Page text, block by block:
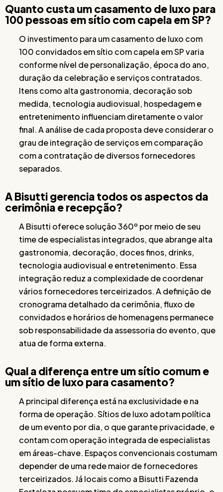
Quanto custa um casamento de luxo para
100 pessoas em sítio com capela em SP?
O investimento para um casamento de luxo com
100 convidados em sítio com capela em SP varia
conforme nível de personalização, época do ano,
duração da celebração e serviços contratados.
Itens como alta gastronomia, decoração sob
medida, tecnologia audiovisual, hospedagem e
entretenimento influenciam diretamente o valor
final. A análise de cada proposta deve considerar o
grau de integração de serviços em comparação
com a contratação de diversos fornecedores
separados.
A Bisutti gerencia todos os aspectos da
cerimônia e recepção?
A Bisutti oferece solução 360º por meio de seu
time de especialistas integrados, que abrange alta
gastronomia, decoração, doces finos, drinks,
tecnologia audiovisual e entretenimento. Essa
integração reduz a complexidade de coordenar
vários fornecedores terceirizados. A definição de
cronograma detalhado da cerimônia, fluxo de
convidados e horários de homenagens permanece
sob responsabilidade da assessoria do evento, que
atua de forma externa.
Qual a diferença entre um sítio comum e
um sítio de luxo para casamento?
A principal diferença está na exclusividade e na
forma de operação. Sítios de luxo adotam política
de um evento por dia, o que garante privacidade, e
contam com operação integrada de especialistas
em áreas-chave. Espaços convencionais costumam
depender de uma rede maior de fornecedores
terceirizados. Já locais como a Bisutti Fazenda